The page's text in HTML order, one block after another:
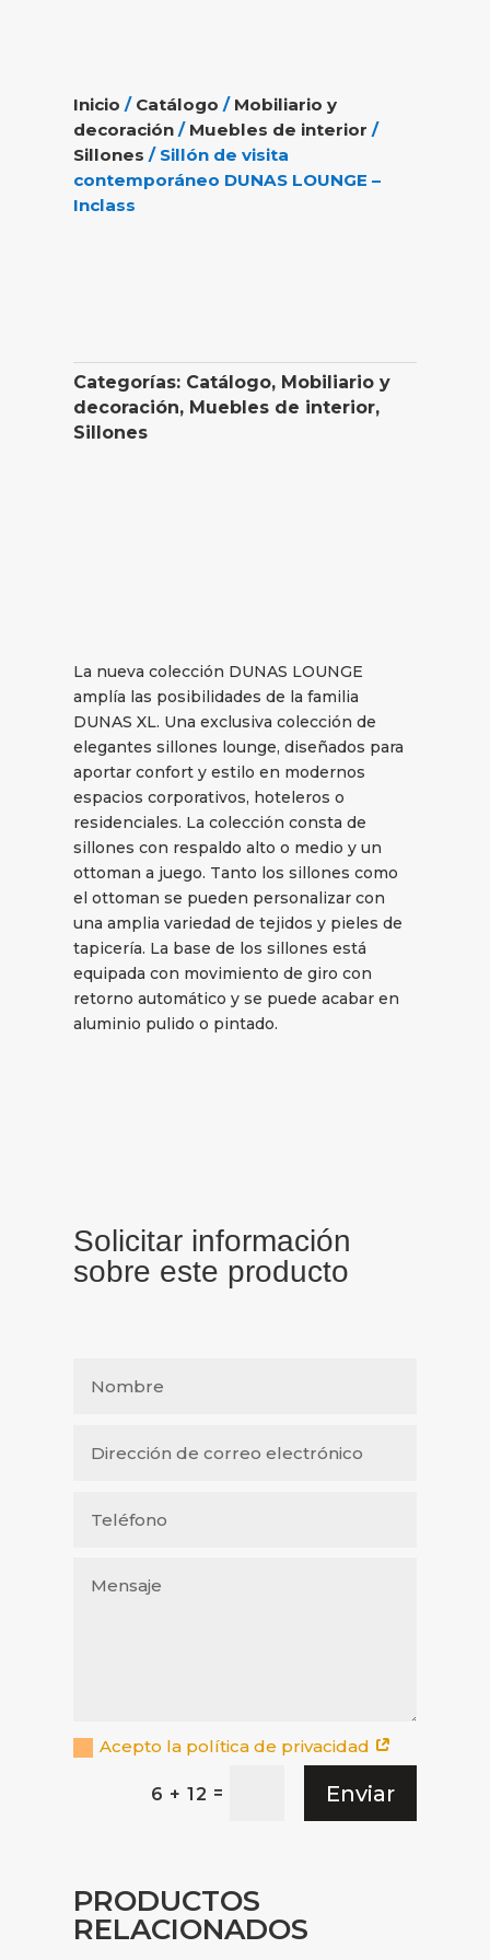
Inicio / Catálogo / Mobiliario y
decoración / Muebles de interior /
Sillones / Sillón de visita
contemporáneo DUNAS LOUNGE –
Inclass
Categorías: Catálogo, Mobiliario y
decoración, Muebles de interior,
Sillones
La nueva colección DUNAS LOUNGE
amplía las posibilidades de la familia
DUNAS XL. Una exclusiva colección de
elegantes sillones lounge, diseñados para
aportar confort y estilo en modernos
espacios corporativos, hoteleros o
residenciales. La colección consta de
sillones con respaldo alto o medio y un
ottoman a juego. Tanto los sillones como
el ottoman se pueden personalizar con
una amplia variedad de tejidos y pieles de
tapicería. La base de los sillones está
equipada con movimiento de giro con
retorno automático y se puede acabar en
aluminio pulido o pintado.
Solicitar información
sobre este producto
Acepto la política de privacidad
6 + 12 = Enviar
PRODUCTOS
RELACIONADOS